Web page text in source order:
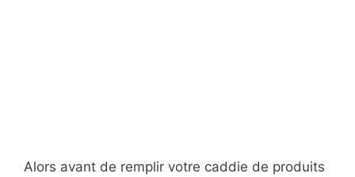
Alors avant de remplir votre caddie de produits